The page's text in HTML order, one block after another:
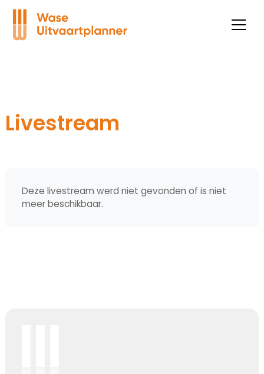
Livestream
Deze livestream werd niet gevonden of is niet
meer beschikbaar.